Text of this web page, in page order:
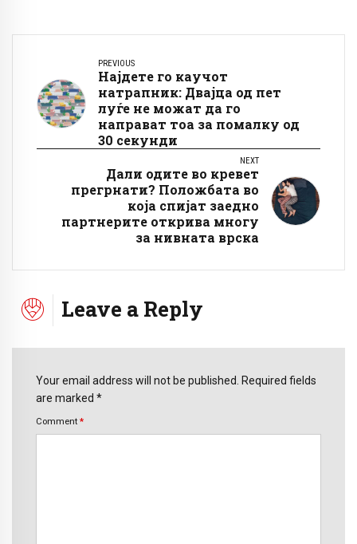
PREVIOUS
Најдете го каучот
натрапник: Двајца од пет
луѓе не можат да го
направат тоа за помалку од
30 секунди
NEXT
Дали одите во кревет
прегрнати? Положбата во
која спијат заедно
партнерите открива многу
за нивната врска
Leave a Reply
Your email address will not be published. Required fields
are marked *
Comment *